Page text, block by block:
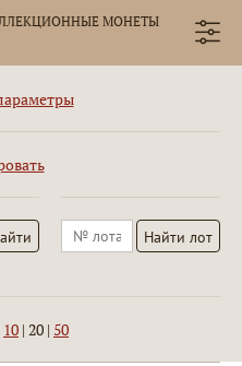
МОНЕТЫ
10 | 20 | 50